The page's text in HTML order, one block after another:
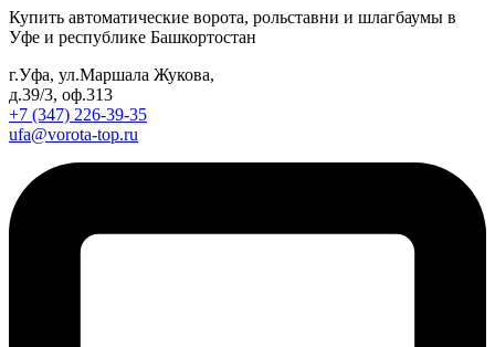
Купить автоматические ворота, рольставни и шлагбаумы в
Уфе и республике Башкортостан
г.Уфа, ул.Маршала Жукова,
д.39/3, оф.313
+7 (347) 226-39-35
ufa@vorota-top.ru